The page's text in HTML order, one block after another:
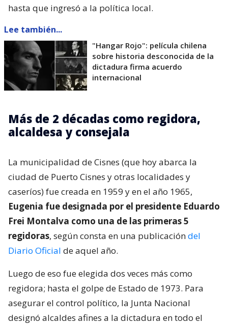
hasta que ingresó a la política local.
Lee también...
"Hangar Rojo": película chilena
sobre historia desconocida de la
dictadura firma acuerdo
internacional
Más de 2 décadas como regidora,
alcaldesa y consejala
La municipalidad de Cisnes (que hoy abarca la
ciudad de Puerto Cisnes y otras localidades y
caseríos) fue creada en 1959 y en el año 1965,
Eugenia fue designada por el presidente Eduardo
Frei Montalva como una de las primeras 5
regidoras, según consta en una publicacióndel
Diario Oficial de aquel año.
Luego de eso fue elegida dos veces más como
regidora; hasta el golpe de Estado de 1973. Para
asegurar el control político, la Junta Nacional
designó alcaldes afines a la dictadura en todo el